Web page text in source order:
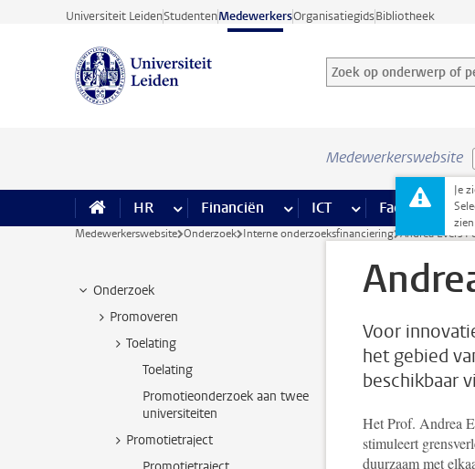
Ga direct naar de inhoud
Universiteit LeidenStudentenMedewerkersOrganisatiegidsBibliotheek
Zoek op onderwerp of
Zoekterm
Medewerkerswebsite
Je
HR meer HR pagina’s
Financiën meer Financiën pagina’s
ICT meer ICT pagina’s
Faciliteiten
Medewerkerswebsite Onderzoek Interne onderzoeksfinanciering Andrea Evers
Onderzoek
Promoveren
Toelating
Toelating
Promotieonderzoek aan twee
universiteiten
Promotietraject
Voor
het gebied
beschikbaar
Het Prof. Andrea
stimuleert
duurzaam met